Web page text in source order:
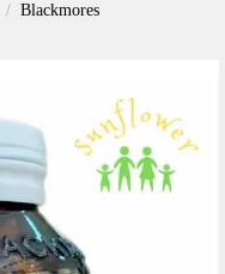
/ Blackmores